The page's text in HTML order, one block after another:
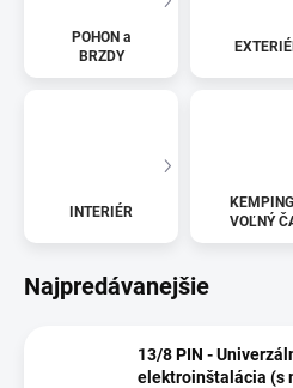
POHON a
BRZDY
INTERIÉR
VOĽNÝ
Najpredávanejšie
13/8 PIN -
elektroinštalácia (s